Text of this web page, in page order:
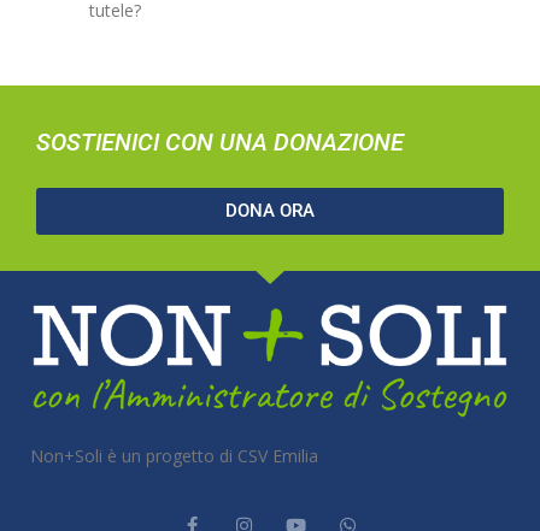
tutele?
SOSTIENICI CON UNA DONAZIONE
DONA ORA
Non+Soli è un progetto di CSV Emilia